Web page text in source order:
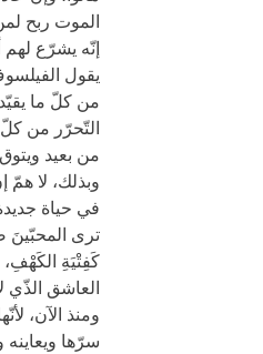
الموت ربح
إنّه يشرّع لهم
من كلّ ما
التّحرّر من كلّ
من بعيد
وبذلك، لا همّ
في حياة
ترى
كَفِتْيَةِ الكَهْفِ،
العاشق الذّي
ومنذ الآن،
سرّها